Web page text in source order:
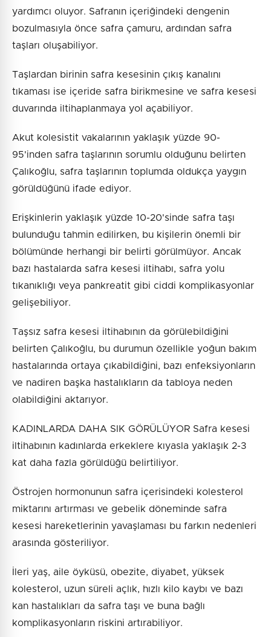
yardımcı oluyor. Safranın içeriğindeki dengenin
bozulmasıyla önce safra çamuru, ardından safra
taşları oluşabiliyor.
Taşlardan birinin safra kesesinin çıkış kanalını
tıkaması ise içeride safra birikmesine ve safra kesesi
duvarında iltihaplanmaya yol açabiliyor.
Akut kolesistit vakalarının yaklaşık yüzde 90-
95'inden safra taşlarının sorumlu olduğunu belirten
Çalıkoğlu, safra taşlarının toplumda oldukça yaygın
görüldüğünü ifade ediyor.
Erişkinlerin yaklaşık yüzde 10-20'sinde safra taşı
bulunduğu tahmin edilirken, bu kişilerin önemli bir
bölümünde herhangi bir belirti görülmüyor. Ancak
bazı hastalarda safra kesesi iltihabı, safra yolu
tıkanıklığı veya pankreatit gibi ciddi komplikasyonlar
gelişebiliyor.
Taşsız safra kesesi iltihabının da görülebildiğini
belirten Çalıkoğlu, bu durumun özellikle yoğun bakım
hastalarında ortaya çıkabildiğini, bazı enfeksiyonların
ve nadiren başka hastalıkların da tabloya neden
olabildiğini aktarıyor.
KADINLARDA DAHA SIK GÖRÜLÜYOR Safra kesesi
iltihabının kadınlarda erkeklere kıyasla yaklaşık 2-3
kat daha fazla görüldüğü belirtiliyor.
Östrojen hormonunun safra içerisindeki kolesterol
miktarını artırması ve gebelik döneminde safra
kesesi hareketlerinin yavaşlaması bu farkın nedenleri
arasında gösteriliyor.
İleri yaş, aile öyküsü, obezite, diyabet, yüksek
kolesterol, uzun süreli açlık, hızlı kilo kaybı ve bazı
kan hastalıkları da safra taşı ve buna bağlı
komplikasyonların riskini artırabiliyor.